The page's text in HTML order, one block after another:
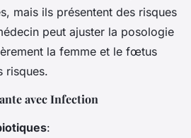
mais ils présentent des risques
peut ajuster la posologie
la femme et le fœtus
risques.
avec Infection
: